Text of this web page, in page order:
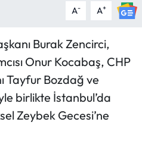
A- A+
Burak Zencirci,
Onur Kocabaş, CHP
Tayfur Bozdağ ve
birlikte İstanbul’da
Zeybek Gecesi’ne